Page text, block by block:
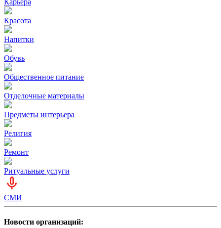
Красота
Напитки
Обувь
Общественное питание
Отделочные материалы
Предметы интерьера
Религия
Ремонт
Ритуальные услуги
СМИ
Новости организаций: